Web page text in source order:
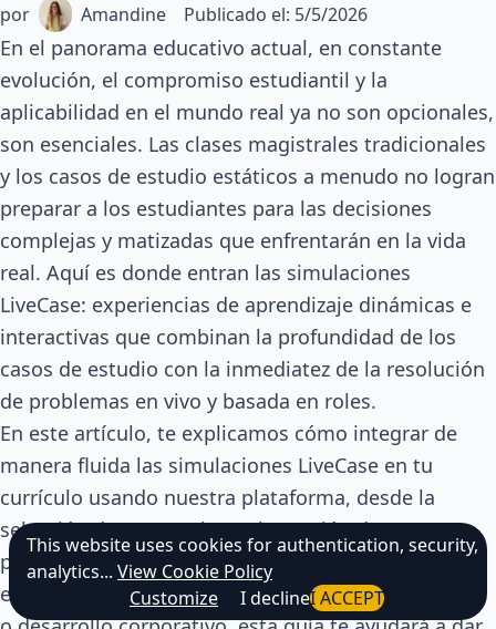
por Amandine Publicado el: 5/5/2026
En el panorama educativo actual, en constante
evolución, el compromiso estudiantil y la
aplicabilidad en el mundo real ya no son opcionales,
son esenciales. Las clases magistrales tradicionales
y los casos de estudio estáticos a menudo no logran
preparar a los estudiantes para las decisiones
complejas y matizadas que enfrentarán en la vida
real. Aquí es donde entran las simulaciones
LiveCase: experiencias de aprendizaje dinámicas e
interactivas que combinan la profundidad de los
casos de estudio con la inmediatez de la resolución
de problemas en vivo y basada en roles.
En este artículo, te explicamos cómo integrar de
manera fluida las simulaciones LiveCase en tu
currículo usando nuestra plataforma, desde la
selección de un caso hasta la gestión de
participantes y el análisis de resultados. Ya sea que
enseñes en educación superior, formación ejecutiva
This website uses cookies for authentication, security,
analytics... View Cookie Policy
Customize
I declineI ACCEPT